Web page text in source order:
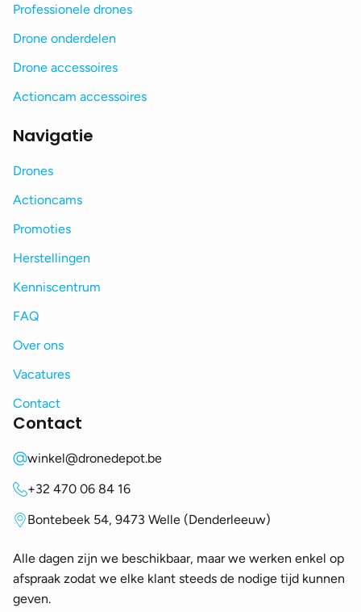
Professionele drones
Drone onderdelen
Drone accessoires
Actioncam accessoires
Navigatie
Drones
Actioncams
Promoties
Herstellingen
Kenniscentrum
FAQ
Over ons
Vacatures
Contact
Contact
winkel@dronedepot.be
+32 470 06 84 16
Bontebeek 54, 9473 Welle (Denderleeuw)
Alle dagen zijn we beschikbaar, maar we werken enkel op
afspraak zodat we elke klant steeds de nodige tijd kunnen
geven.